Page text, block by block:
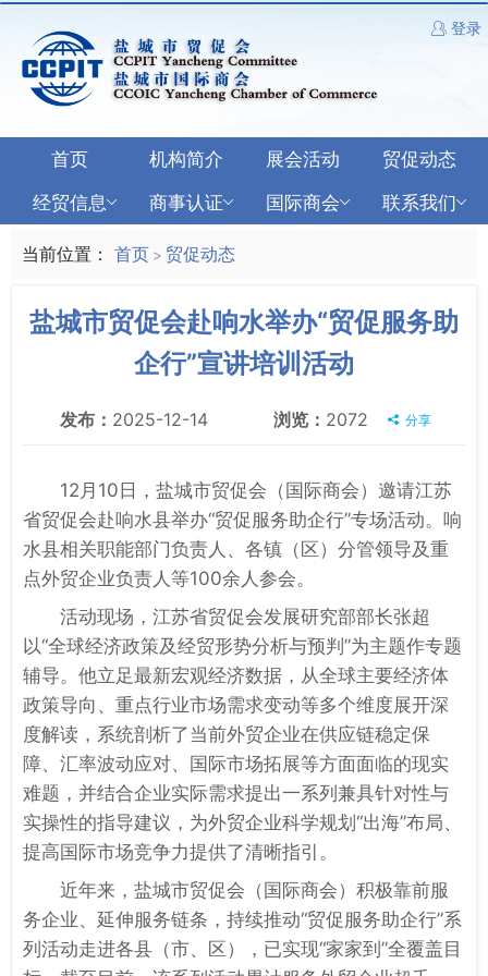
登录
首页 机构简介 展会活动
贸促动态
经贸信息
商事认证 国际商会 联系我们
当前位置： 首页 > 贸促动态
盐城市贸促会赴响水举办“贸促服务助
企行”宣讲培训活动
发布： 2025-12-14 浏览： 2072 分享
12月10日，盐城市贸促会（国际商会）邀请江苏
省贸促会赴响水县举办“贸促服务助企行”专场活动。响
水县相关职能部门负责人、各镇（区）分管领导及重
点外贸企业负责人等100余人参会。
活动现场，江苏省贸促会发展研究部部长张超
以“全球经济政策及经贸形势分析与预判”为主题作专题
辅导。他立足最新宏观经济数据，从全球主要经济体
政策导向、重点行业市场需求变动等多个维度展开深
度解读，系统剖析了当前外贸企业在供应链稳定保
障、汇率波动应对、国际市场拓展等方面面临的现实
难题，并结合企业实际需求提出一系列兼具针对性与
实操性的指导建议，为外贸企业科学规划“出海”布局、
提高国际市场竞争力提供了清晰指引。
近年来，盐城市贸促会（国际商会）积极靠前服
务企业、延伸服务链条，持续推动“贸促服务助企行”系
列活动走进各县（市、区），已实现“家家到”全覆盖目